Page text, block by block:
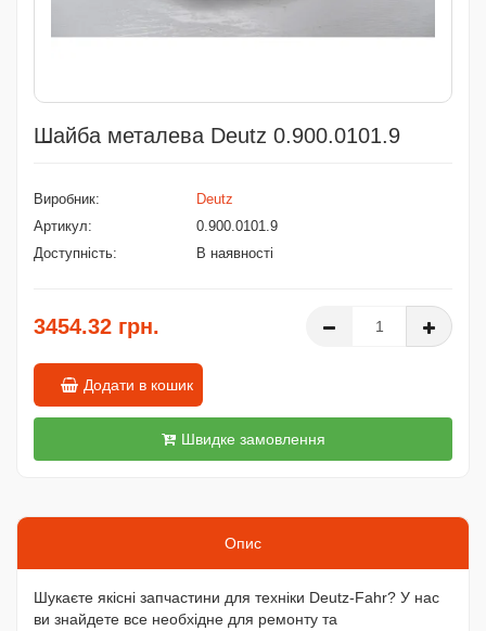
Шайба металева Deutz 0.900.0101.9
Виробник:
Deutz
Артикул:
0.900.0101.9
Доступність:
В наявності
3454.32 грн.
Додати в кошик
Швидке замовлення
Опис
Шукаєте якісні запчастини для техніки Deutz-Fahr? У нас
ви знайдете все необхідне для ремонту та